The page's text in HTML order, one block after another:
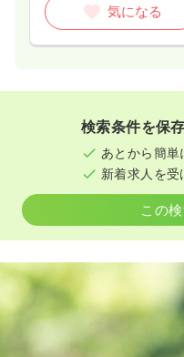
気になる
検索条件を保
あとから簡単
新着求人を受
この